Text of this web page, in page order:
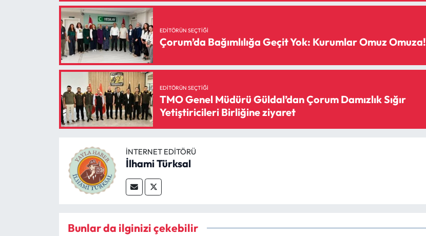
EDITÖRÜN SEÇTIĞI
Çorum’da Bağımlılığa Geçit Yok: Kurumlar Omuz Omuza!
EDITÖRÜN SEÇTIĞI
TMO Genel Müdürü Güldal’dan Çorum Damızlık Sığır
Yetiştiricileri Birliğine ziyaret
İNTERNET EDITÖRÜ
İlhami Türksal
Bunlar da ilginizi çekebilir
Sungurlu Haberleri
Uğurludağ Haberleri
Yayla Haber
Yerel Haberler